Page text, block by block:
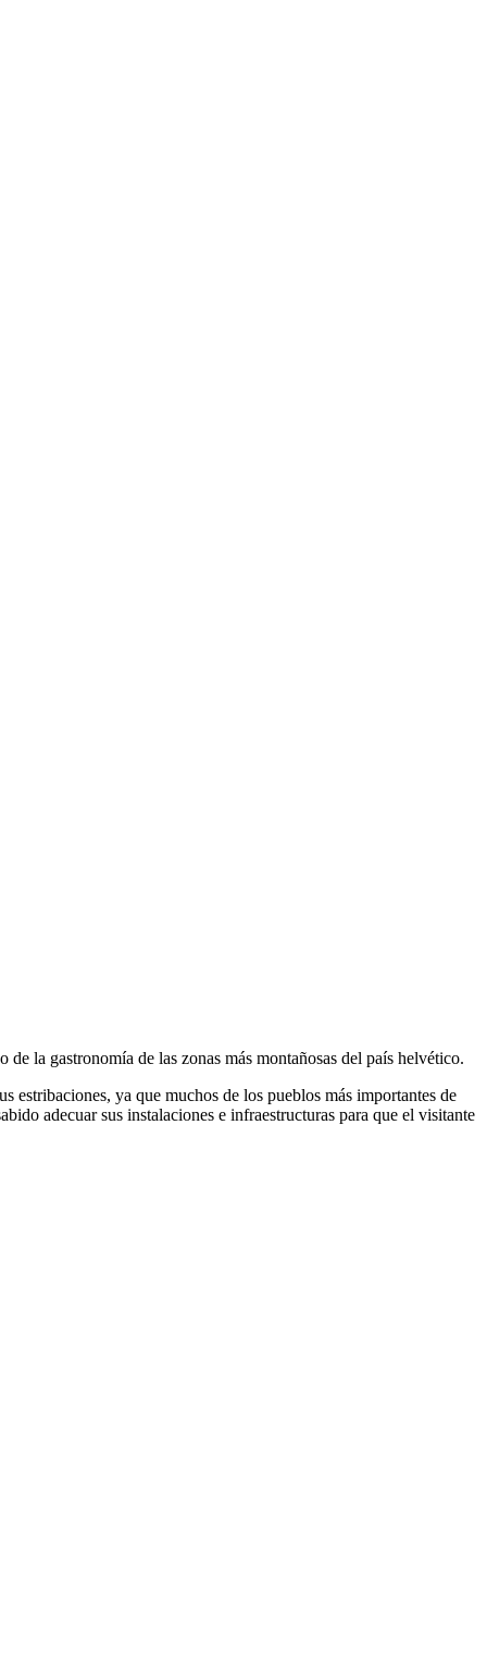
la gastronomía de las zonas más montañosas del país helvético.
estribaciones, ya que muchos de los pueblos más importantes de
adecuar sus instalaciones e infraestructuras para que el visitante